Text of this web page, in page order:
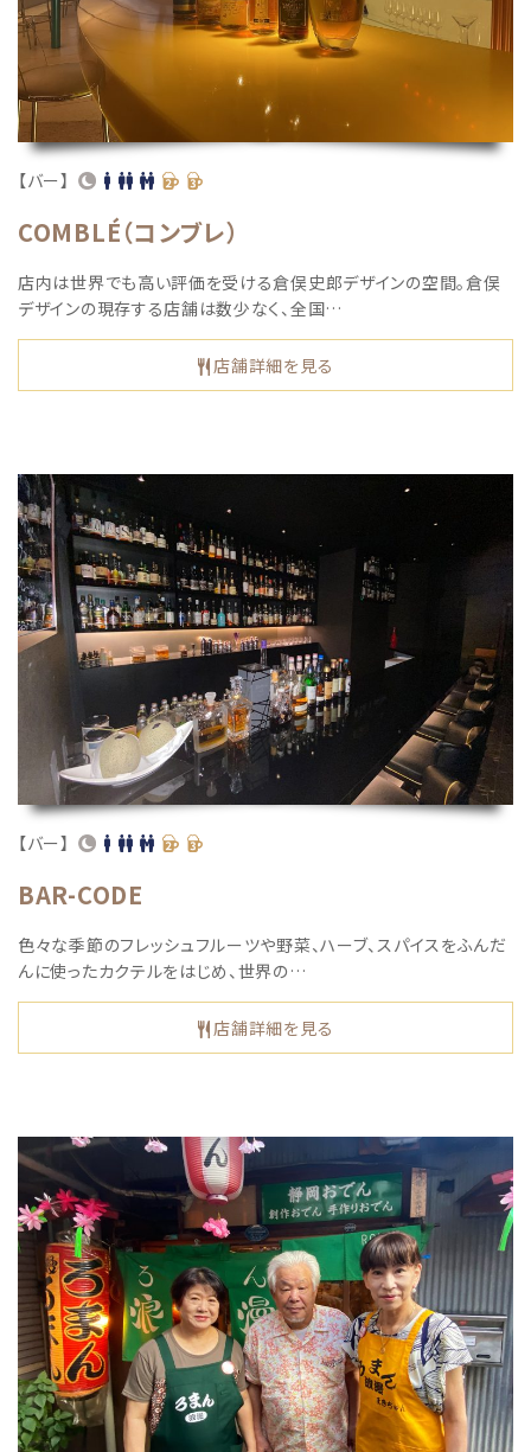
【バー】
COMBLÉ（コンブレ）
店内は世界でも高い評価を受ける倉俣史郎デザインの空間。倉俣
デザインの現存する店舗は数少なく、全国…
店舗詳細を見る
【バー】
BAR-CODE
色々な季節のフレッシュフルーツや野菜、ハーブ、スパイスをふんだ
んに使ったカクテルをはじめ、世界の…
店舗詳細を見る